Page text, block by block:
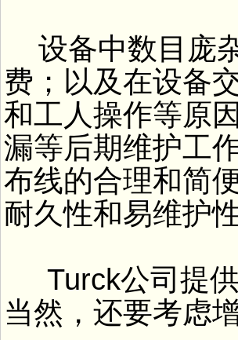
设备中数目庞
费；以及在设备
和工人操作等原
漏等后期维护工
布线的合理和简
耐久性和易维护性
Turck公司提
当然，还要考虑